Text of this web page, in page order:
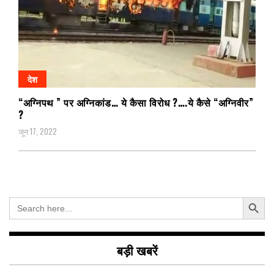
देश
“अग्निपथ ” पर अग्निकांड… ये कैसा विरोध ?….ये कैसे “अग्निवीर”
?
जून 17, 2022
Search
for:
Search Button
बड़ी खबरें